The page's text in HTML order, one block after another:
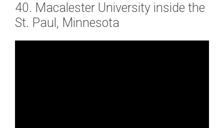
40. Macalester University inside the
St. Paul, Minnesota